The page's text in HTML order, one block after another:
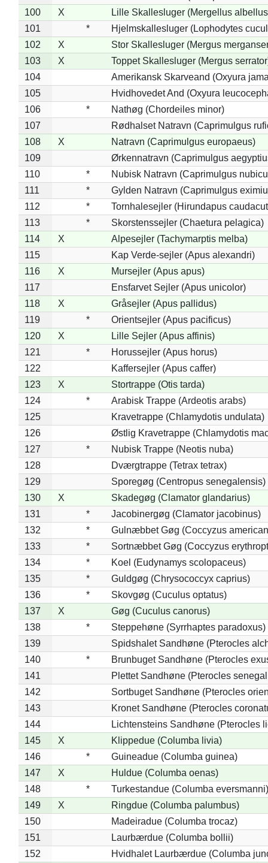
100
X
Lille Skallesluger (Mergellus
101
*
Hjelmskallesluger (Lophodytes
102
X
Stor Skallesluger (Mergus
103
X
Toppet Skallesluger (Mergus
104
Amerikansk Skarveand (Oxyura
105
Hvidhovedet And (Oxyura
106
*
Nathøg (Chordeiles minor)
107
Rødhalset Natravn (Caprimulgus
108
X
Natravn (Caprimulgus europaeus)
109
Ørkennatravn (Caprimulgus
110
*
Nubisk Natravn (Caprimulgus
111
*
Gylden Natravn (Caprimulgus
112
*
Tornhalesejler (Hirundapus
113
*
Skorstenssejler (Chaetura pelagica)
114
X
Alpesejler (Tachymarptis melba)
115
Kap Verde-sejler (Apus alexandri)
116
X
Mursejler (Apus apus)
117
Ensfarvet Sejler (Apus unicolor)
118
X
Gråsejler (Apus pallidus)
119
*
Orientsejler (Apus pacificus)
120
X
Lille Sejler (Apus affinis)
121
*
Horussejler (Apus horus)
122
Kaffersejler (Apus caffer)
123
X
Stortrappe (Otis tarda)
124
*
Arabisk Trappe (Ardeotis arabs)
125
Kravetrappe (Chlamydotis undulata)
126
Østlig Kravetrappe (Chlamydotis
127
*
Nubisk Trappe (Neotis nuba)
128
Dværgtrappe (Tetrax tetrax)
129
Sporegøg (Centropus senegalensis)
130
X
Skadegøg (Clamator glandarius)
131
*
Jacobinergøg (Clamator jacobinus)
132
*
Gulnæbbet Gøg (Coccyzus
133
*
Sortnæbbet Gøg (Coccyzus
134
*
Koel (Eudynamys scolopaceus)
135
*
Guldgøg (Chrysococcyx caprius)
136
*
Skovgøg (Cuculus optatus)
137
X
Gøg (Cuculus canorus)
138
*
Steppehøne (Syrrhaptes paradoxus)
139
Spidshalet Sandhøne (Pterocles
140
*
Brunbuget Sandhøne (Pterocles
141
Plettet Sandhøne (Pterocles
142
Sortbuget Sandhøne (Pterocles
143
Kronet Sandhøne (Pterocles
144
Lichtensteins Sandhøne (Pterocles
145
X
Klippedue (Columba livia)
146
*
Guineadue (Columba guinea)
147
X
Huldue (Columba oenas)
148
*
Turkestandue (Columba eversmanni)
149
X
Ringdue (Columba palumbus)
150
Madeiradue (Columba trocaz)
151
Laurbærdue (Columba bollii)
152
Hvidhalet Laurbærdue (Columba